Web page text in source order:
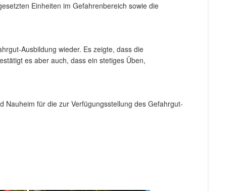
Einheiten im Gefahrenbereich sowie die
Ausbildung wieder. Es zeigte, dass die
es aber auch, dass ein stetiges Üben,
für die zur Verfügungsstellung des Gefahrgut-